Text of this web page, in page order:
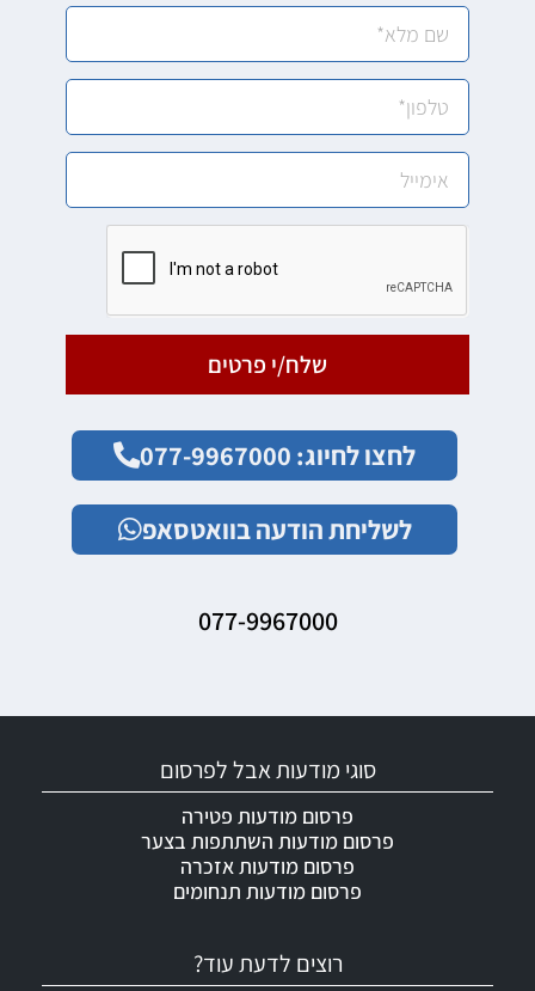
שלח/י פרטים
לחצו לחיוג: 077-9967000
לשליחת הודעה בוואטסאפ
077-9967000
רוצים לדעת עוד?
סוגי מודעות אבל לפרסום
פרסום מודעות פטירה
פרסום מודעות השתתפות בצער
פרסום מודעות אזכרה
פרסום מודעות תנחומים